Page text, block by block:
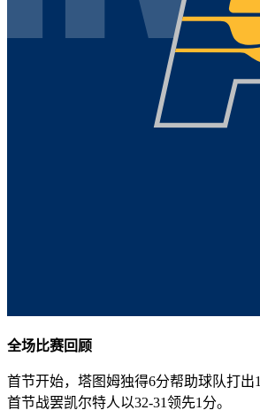
全场比赛回顾
首节开始，塔图姆独得6分帮助球队打
首节战罢凯尔特人以32-31领先1分。